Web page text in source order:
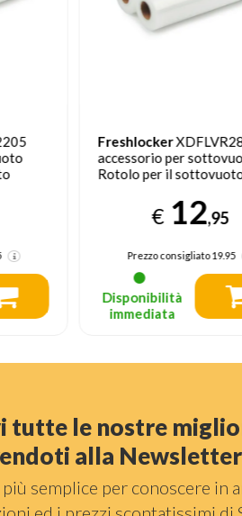
Freshlocker
accessorio per
Sacchetto per il
€ 4,45
Prezzo consigliato
Disponibilità
immediata
tutte le nostre
alla Newsletter
semplice per conoscere in